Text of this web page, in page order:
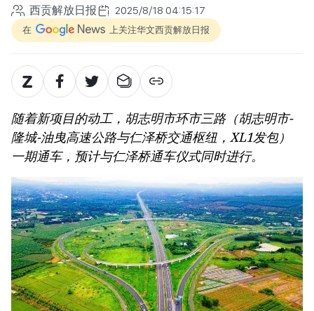
西贡解放日报 2025/8/18 04:15:17
在 上关注华文西贡解放日报
随着新项目的动工，胡志明市环市三路（胡志明市-
隆城-油曳高速公路与仁泽桥交通枢纽，XL1发包）
一期通车，预计与仁泽桥通车仪式同时进行。